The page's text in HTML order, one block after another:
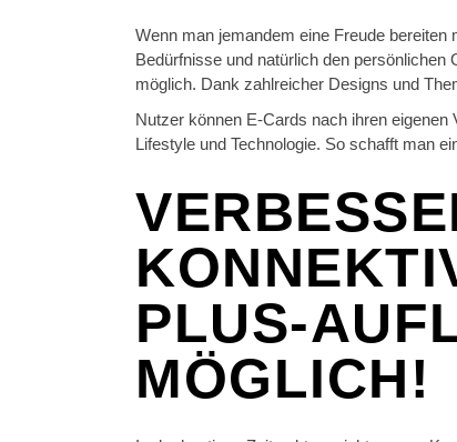
Wenn man jemandem eine Freude
Bedürfnisse und natürlich den
möglich. Dank zahlreicher Designs und
Nutzer können E-Cards nach ihren
Lifestyle und Technologie. So schafft man
PLUS-
MÖGLICH!